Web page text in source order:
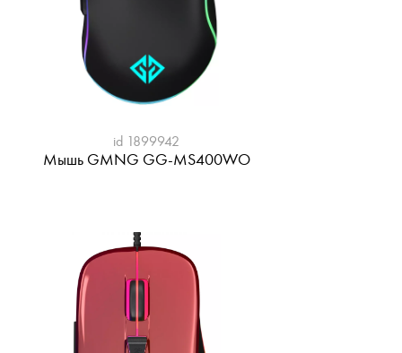
id 1899942
Мышь GMNG GG-MS400WO